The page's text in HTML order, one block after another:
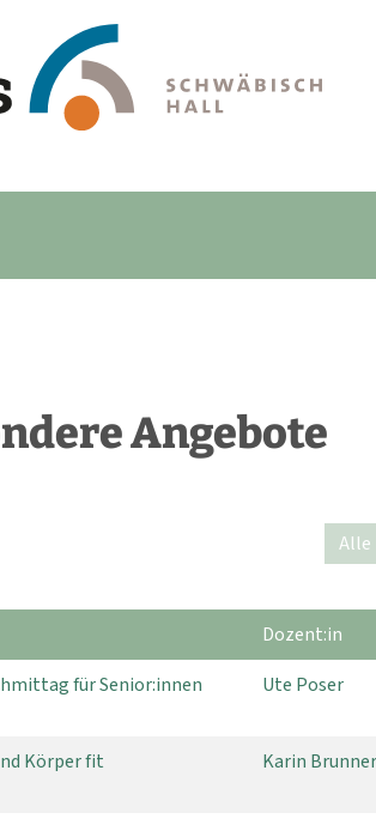
Angebote
Alle
Dozent:in
für Senior:innen
Ute Poser
Körper fit Karin Brunner